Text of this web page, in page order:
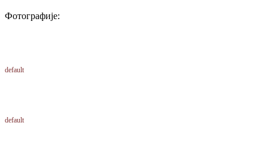
Фотографије:
default
default